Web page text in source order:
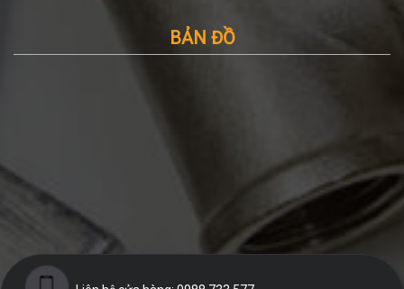
BẢN ĐỒ